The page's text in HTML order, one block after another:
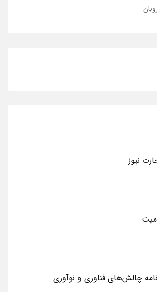
نیوز
چالش‌های فناوری و نوآوری